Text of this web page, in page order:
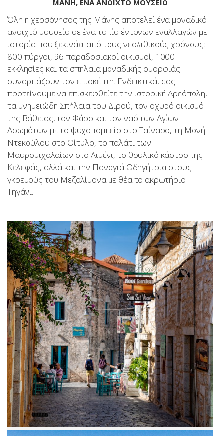
ΜΑΝΗ, ΕΝΑ ΑΝΟΙΧΤΟ ΜΟΥΣΕΙΟ
Όλη η χερσόνησος της Μάνης αποτελεί ένα μοναδικό
ανοιχτό μουσείο σε ένα τοπίο έντονων εναλλαγών με
ιστορία που ξεκινάει από τους νεολιθικούς χρόνους:
800 πύργοι, 96 παραδοσιακοί οικισμοί, 1000
εκκλησίες και τα σπήλαια μοναδικής ομορφιάς
συναρπάζουν τον επισκέπτη. Ενδεικτικά, σας
προτείνουμε να επισκεφθείτε την ιστορική Αρεόπολη,
τα μνημειώδη Σπήλαια του Διρού, τον οχυρό οικισμό
της Βάθειας, τον Φάρο και τον ναό των Αγίων
Ασωμάτων με το ψυχοπομπείο στο Ταίναρο, τη Μονή
Ντεκούλου στο Οίτυλο, το παλάτι των
Μαυρομιχαλαίων στο Λιμένι, το θρυλικό κάστρο της
Κελεφάς, αλλά και την Παναγιά Οδηγήτρια στους
γκρεμούς του Μεζαλίμονα με θέα το ακρωτήριο
Τηγάνι.